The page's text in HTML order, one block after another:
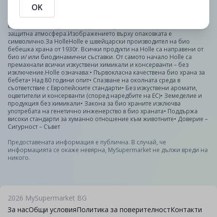
kJ/29 kcal Мазнини <0,5g - от които наситени мастни
киселини <0,1g Въглехидрати 5,1g - от които
захари 3,3g Белтъци 0,8g Сол 0,06gСъхранение: След отваряне,
съхранявайте пюрето в хладилник в рамките на 2 дни.Опаковано в
защитна атмосфера.Изображението върху опаковката е
символично.За HolleHolle е швейцарски производител на био
бебешка храна от 1930г. Всички продукти на Holle са направени от
био и/ или биодинамични съставки. От самото начало Holle са
премахнали всички изкуствени химикали и консерванти – без
изключение.Holle означава:• Първокласна качествена био храна за
бебета• Над 80 години опит• Спазване на околната среда в
съответствие с Европейските стандарти• Без изкуствени аромати,
оцветители и консерванти (според наредбите на ЕС)• Земеделие и
продукция без химикали• Закона за био храните изключва
употребата на генетично инженерство в био храната• Поддържа
високи стандарти за хуманно отношение към животните• Доверие –
Сигурност – Съвет
Предоставената информация е публична. В случай, че
информацията се окаже невярна, MySupermarket не дължи вреди на
никого.
2026 MySupermarket BG
За насОбщи условияПолитика за поверителностКонтакти
OK